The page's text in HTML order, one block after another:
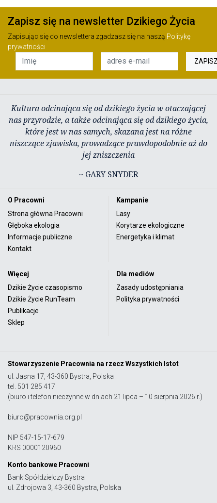
Zapisz się na newsletter Dzikiego Życia
Zapisując się do newslettera zgadzasz się na naszą Politykę
prywatności
Kultura odcinająca się od dzikiego życia w otaczającej
nas przyrodzie, a także odcinająca się od dzikiego życia,
które jest w nas samych, skazana jest na różne
niszczące zjawiska, prowadzące prawdopodobnie aż do
jej zniszczenia
~ GARY SNYDER
O Pracowni
Strona główna Pracowni
Głęboka ekologia
Informacje publiczne
Kontakt
Kampanie
Lasy
Korytarze ekologiczne
Energetyka i klimat
Więcej
Dzikie Życie czasopismo
Dzikie Życie RunTeam
Publikacje
Sklep
Dla mediów
Zasady udostępniania
Polityka prywatności
Stowarzyszenie Pracownia na rzecz Wszystkich Istot
ul. Jasna 17, 43-360 Bystra, Polska
tel. 501 285 417
(biuro i telefon nieczynne w dniach 21 lipca – 10 sierpnia 2026 r.)
biuro@pracownia.org.pl
NIP 547-15-17-679
KRS 0000120960
Konto bankowe Pracowni
Bank Spółdzielczy Bystra
ul. Zdrojowa 3, 43-360 Bystra, Polska